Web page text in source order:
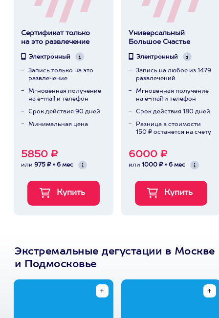
Сертификат только
на это развлечение
Электронный
Запись только на это
развлечение
Мгновенная получение
на e-mail и телефон
Срок действия 90 дней
Минимальная цена
5850 ₽
или 975 ₽ × 6 мес
Универсальный
Большое Счастье
Электронный
Запись на любое из 1479
развлечений
Мгновенная получение
на e-mail и телефон
Срок действия 180 дней
Разница в стоимости
150 ₽ останется на счету
6000 ₽
или 1000 ₽ × 6 мес
Экстремальные дегустации в Москве
и Подмосковье